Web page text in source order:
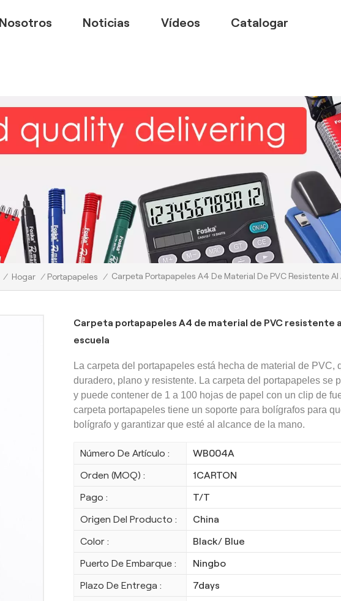
Noticias Vídeos Catalogar
/ Hogar / Portapapeles / Carpeta Portapapeles A4 De Material De PVC Resistente
Carpeta portapapeles A4 de material de PVC resistente
escuela
La carpeta del portapapeles está hecha de material de PVC,
duradero, plano y resistente. La carpeta del portapapeles se
y puede contener de 1 a 100 hojas de papel con un clip de
carpeta portapapeles tiene un soporte para bolígrafos para
bolígrafo y garantizar que esté al alcance de la mano.
Número De Artículo : WB004A
Orden (MOQ) : 1CARTON
Pago : T/T
Origen Del Producto : China
Color : Black/ Blue
Puerto De Embarque : Ningbo
Plazo De Entrega : 7days